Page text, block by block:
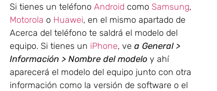
Si tienes un teléfono Android como Samsung,
Motorola o Huawei, en el mismo apartado de
Acerca del teléfono te saldrá el modelo del
equipo. Si tienes un iPhone, ve a General >
Información > Nombre del modelo y ahí
aparecerá el modelo del equipo junto con otra
información como la versión de software o el